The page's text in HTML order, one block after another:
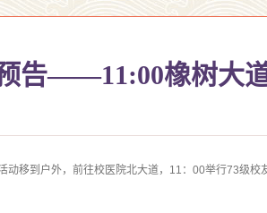
告——11:00橡树大
动移到户外，前往校医院北大道，11：00举行73级校